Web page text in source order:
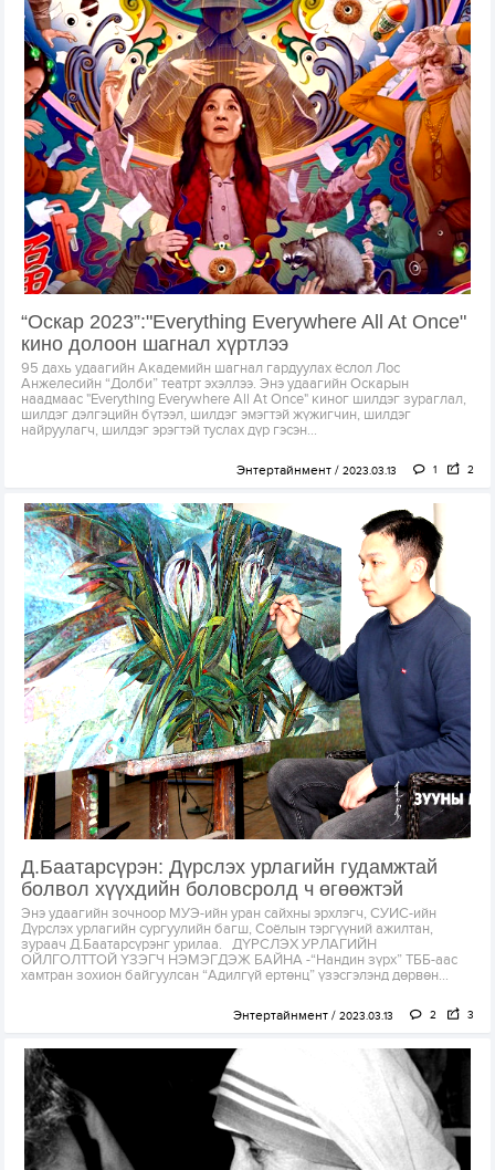
“Оскар 2023”:"Everything Everywhere All At Once"
кино долоон шагнал хүртлээ
95 дахь удаагийн Академийн шагнал гардуулах ёслол Лос
Анжелесийн “Долби” театрт эхэллээ. Энэ удаагийн Оскарын
наадмаас "Everything Everywhere All At Once" киног шилдэг зураглал,
шилдэг дэлгэцийн бүтээл, шилдэг эмэгтэй жүжигчин, шилдэг
найруулагч, шилдэг эрэгтэй туслах дүр гэсэн...
Энтертайнмент 2023.03.13 1 2
Д.Баатарсүрэн: Дүрслэх урлагийн гудамжтай
болвол хүүхдийн боловсролд ч өгөөжтэй
Энэ удаагийн зочноор МУЭ-ийн уран сайхны эрхлэгч, СУИС-ийн
Дүрслэх урлагийн сургуулийн багш, Соёлын тэргүүний ажилтан,
зураач Д.Баатарсүрэнг урилаа. ДҮРСЛЭХ УРЛАГИЙН
ОЙЛГОЛТТОЙ ҮЗЭГЧ НЭМЭГДЭЖ БАЙНА -“Нандин зүрх” ТББ-аас
хамтран зохион байгуулсан “Адилгүй ертөнц” үзэсгэлэнд дөрвөн...
Энтертайнмент 2023.03.13 2 3